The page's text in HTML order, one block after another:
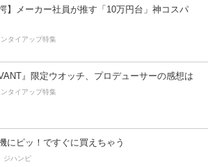
愕】メーカー社員が推す「10万円台」神コスパ
タイアップ特集
』限定ウオッチ、プロデューサーの感想は
タイアップ特集
にピッ！ですぐに買えちゃう
ジハンピ